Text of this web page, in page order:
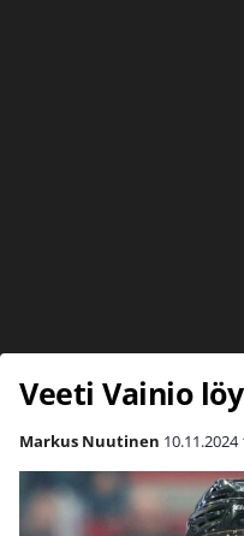
Veeti Vainio
Markus Nuutinen 10.11.2024